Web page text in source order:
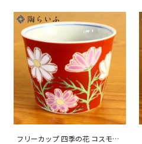
フリーカップ 四季の花 コスモス/